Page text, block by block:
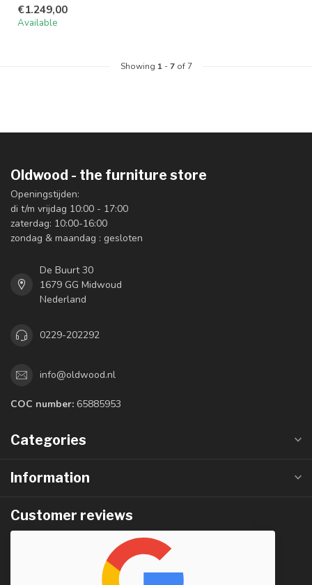
€1.249,00
Available
Showing 1-7of 7
Oldwood - the furniture store
Openingstijden:
di t/m vrijdag 10:00 - 17:00
zaterdag: 10:00-16:00
zondag & maandag : gesloten
De Buurt 30
1679 GG Midwoud
Nederland
0229-202292
info@oldwood.nl
COC number: 65885953
Categories
Information
Customer reviews